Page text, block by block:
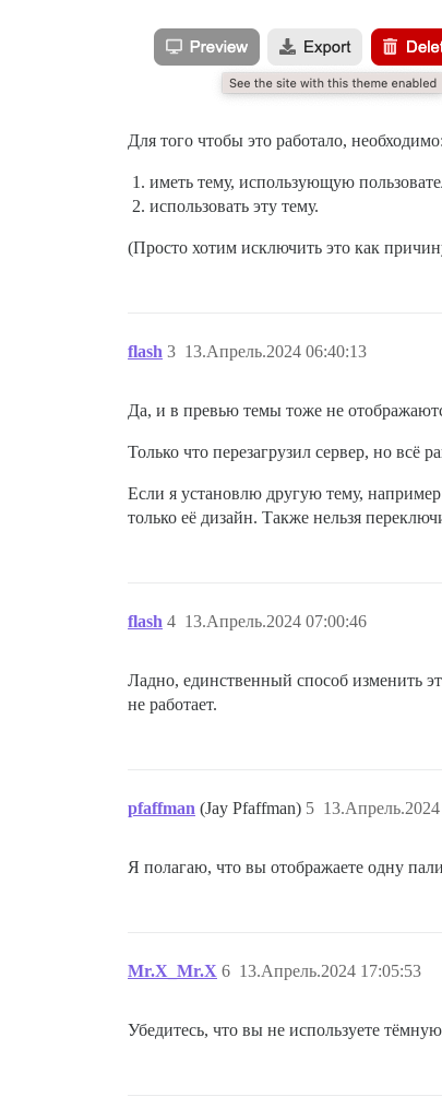
Для того чтобы это работало, необходимо:
иметь тему, использующую
использовать эту тему.
(Просто хотим исключить это как
flash 13.Апрель.2024 06:40:13
3
Да, и в превью темы тоже не
Только что перезагрузил сервер, но всё
Если я установлю другую тему,
только её дизайн. Также нельзя
flash 13.Апрель.2024 07:00:46
4
Ладно, единственный способ изменить
не работает.
pfaffman (Jay Pfaffman) 5
Я полагаю, что вы отображаете одну
Mr.X_Mr.X 13.Апрель.2024 17:05:53
6
Убедитесь, что вы не используете